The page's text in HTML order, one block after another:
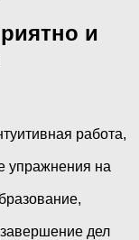
и
работа,
упражнения на
дел